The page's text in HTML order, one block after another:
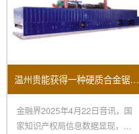
温州贵能获得一种硬质合金锯条磨齿机床专利
金融界2025年4月22日音讯，国
家知识产权局信息数据显现，温